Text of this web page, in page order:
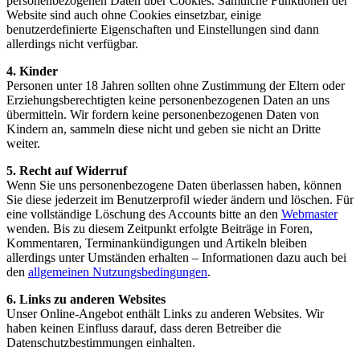
Website sind auch ohne Cookies einsetzbar, einige
benutzerdefinierte Eigenschaften und Einstellungen sind dann
allerdings nicht verfügbar.
4. Kinder
Personen unter 18 Jahren sollten ohne Zustimmung der Eltern oder
Erziehungsberechtigten keine personenbezogenen Daten an uns
übermitteln. Wir fordern keine personenbezogenen Daten von
Kindern an, sammeln diese nicht und geben sie nicht an Dritte
weiter.
5. Recht auf Widerruf
Wenn Sie uns personenbezogene Daten überlassen haben, können
Sie diese jederzeit im Benutzerprofil wieder ändern und löschen. Für
eine vollständige Löschung des Accounts bitte an den Webmaster
wenden. Bis zu diesem Zeitpunkt erfolgte Beiträge in Foren,
Kommentaren, Terminankündigungen und Artikeln bleiben
allerdings unter Umständen erhalten – Informationen dazu auch bei
den allgemeinen Nutzungsbedingungen.
6. Links zu anderen Websites
Unser Online-Angebot enthält Links zu anderen Websites. Wir
haben keinen Einfluss darauf, dass deren Betreiber die
Datenschutzbestimmungen einhalten.